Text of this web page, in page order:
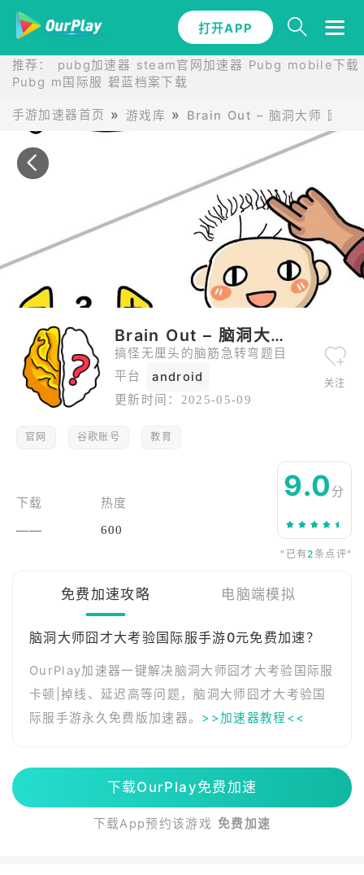
打开APP
推荐： pubg加速器 steam官网加速器 Pubg mobile下载
Pubg m国际服 碧蓝档案下载
手游加速器首页 游戏库 Brain Out – 脑洞大师 囧才
打开APP
Brain Out – 脑洞大师 囧才大考验
搞怪无厘头的脑筋急转弯题目
平台
android
更新时间： 2025-05-09
关注
官网 谷歌账号 教育
下载
——
热度
600
9.0 分
"已有2 条点评"
免费加速攻略 电脑端模拟
脑洞大师囧才大考验国际服手游0元免费加速？
OurPlay加速器一键解决脑洞大师囧才大考验国际服
卡顿|掉线、延迟高等问题，脑洞大师囧才大考验国
际服手游永久免费版加速器。 >>加速器教程<<
下载OurPlay免费加速
下载App预约该游戏 免费加速